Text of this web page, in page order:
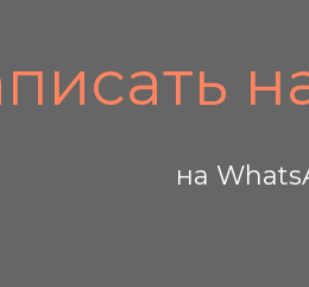
на
НАПИСАТЬ В